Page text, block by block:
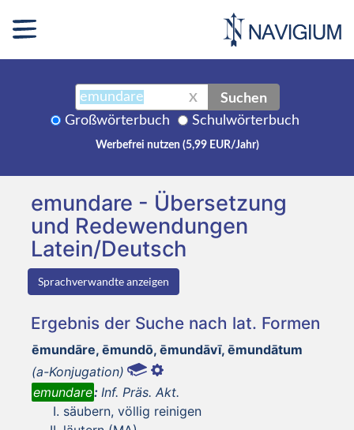
X Suchen
Großwörterbuch Schulwörterbuch
Werbefrei nutzen (5,99 EUR/Jahr)
emundare - Übersetzung
und Redewendungen
Latein/Deutsch
Sprachverwandte anzeigen
Ergebnis der Suche nach lat. Formen
ēmundāre, ēmundō, ēmundāvī, ēmundātum
(a-Konjugation)
emundare: Inf. Präs. Akt.
säubern, völlig reinigen